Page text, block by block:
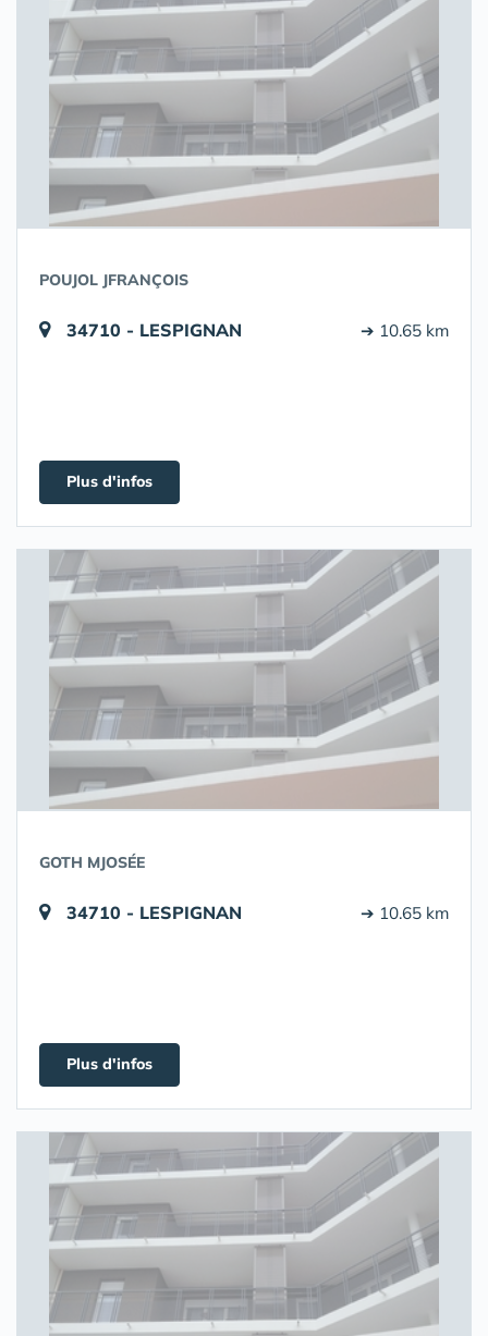
POUJOL JFRANÇOIS
34710 - LESPIGNAN ➔ 10.65 km
Plus d'infos
GOTH MJOSÉE
34710 - LESPIGNAN ➔ 10.65 km
Plus d'infos